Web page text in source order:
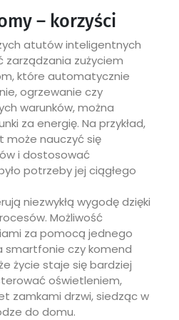
– korzyści
atutów inteligentnych
zużyciem
które automatycznie
ogrzewanie czy
warunków, można
za energię. Na przykład,
nauczyć się
i dostosować
potrzeby jej ciągłego
niezwykłą wygodę dzięki
Możliwość
za pomocą jednego
smartfonie czy komend
życie staje się bardziej
oświetleniem,
zamkami drzwi, siedząc w
do domu.